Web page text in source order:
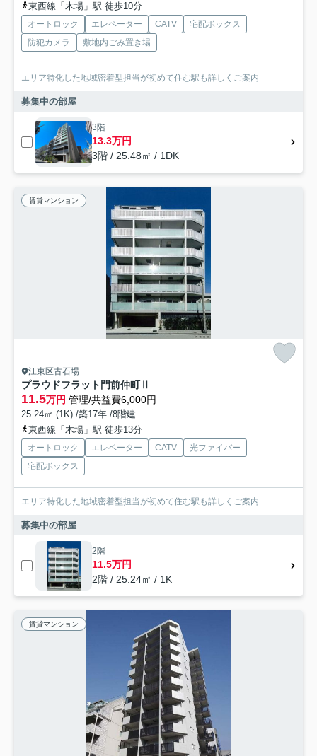
東西線「木場」駅 徒歩10分
オートロック エレベーター CATV
宅配ボックス
防犯カメラ
敷地内ごみ置き場
エリア特化した地域密着型担当が初めて住む駅も詳しくご案内
募集中の部屋
3階
13.3万円
3階 / 25.48㎡ / 1DK
賃貸マンション
江東区古石場
プラウドフラット門前仲町Ⅱ
11.5万円 管理/共益費6,000円
25.24㎡ (1K) /築17年 /8階建
東西線「木場」駅 徒歩13分
オートロック エレベーター CATV
光ファイバー
宅配ボックス
エリア特化した地域密着型担当が初めて住む駅も詳しくご案内
募集中の部屋
2階
11.5万円
2階 / 25.24㎡ / 1K
賃貸マンション